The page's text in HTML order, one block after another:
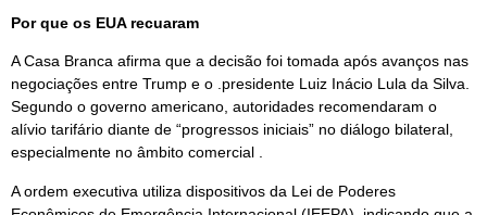
Por que os EUA recuaram
A Casa Branca afirma que a decisão foi tomada após avanços nas
negociações entre Trump e o .presidente Luiz Inácio Lula da Silva.
Segundo o governo americano, autoridades recomendaram o
alívio tarifário diante de “progressos iniciais” no diálogo bilateral,
especialmente no âmbito comercial .
A ordem executiva utiliza dispositivos da Lei de Poderes